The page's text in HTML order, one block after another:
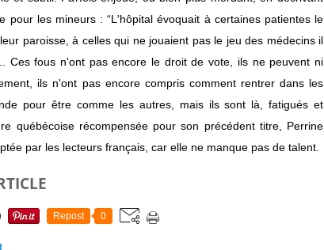
pour les mineurs : “L'hôpital évoquait à certaines patientes le
paroisse, à celles qui ne jouaient pas le jeu des médecins il
Ces fous n'ont pas encore le droit de vote, ils ne peuvent ni
ils n'ont pas encore compris comment rentrer dans les
pour être comme les autres, mais ils sont là, fatigués et
québécoise récompensée pour son précédent titre, Perrine
par les lecteurs français, car elle ne manque pas de talent.
Repost 0